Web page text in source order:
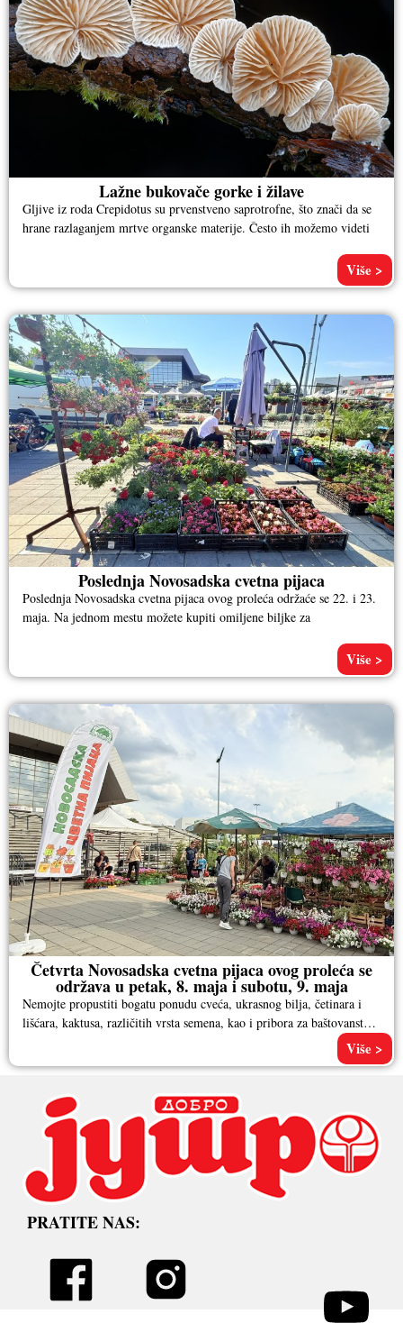
Lažne bukovače gorke i žilave
Gljive iz roda Crepidotus su prvenstveno saprotrofne, što znači da se
hrane razlaganjem mrtve organske materije. Često ih možemo videti
Više >
Poslednja Novosadska cvetna pijaca
Poslednja Novosadska cvetna pijaca ovog proleća održaće se 22. i 23.
maja. Na jednom mestu možete kupiti omiljene biljke za
Više >
Četvrta Novosadska cvetna pijaca ovog proleća se
održava u petak, 8. maja i subotu, 9. maja
Nemojte propustiti bogatu ponudu cveća, ukrasnog bilja, četinara i
lišćara, kaktusa, različitih vrsta semena, kao i pribora za baštovanstvo.
Više >
PRATITE NAS: